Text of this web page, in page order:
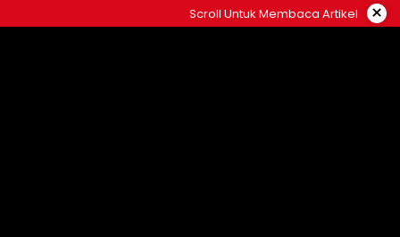
to
Scroll Untuk Membaca Artikel ×